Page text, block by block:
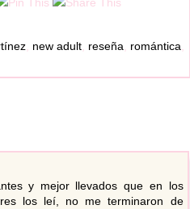
, new adult, reseña, romántica,
y mejor llevados que en los
los leí, no me terminaron de